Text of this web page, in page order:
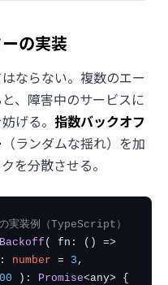
の実装
ならない。複数のエー
、障害中のサービスに
げる。 指数バックオフ
（ランダムな揺れ）を加
を分散させる。
実装例（TypeScript）
( fn: () =>
number = 3 ,
): Promise<any> {